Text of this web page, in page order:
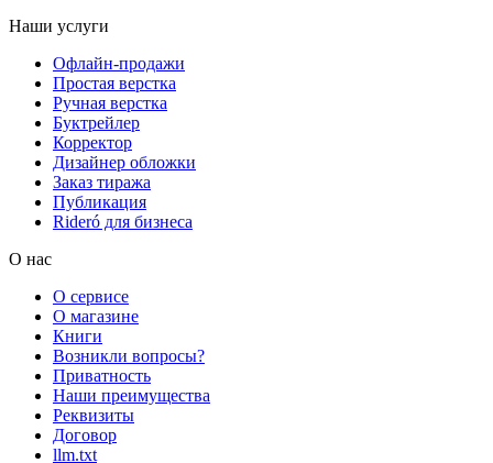
Наши услуги
Офлайн-продажи
Простая верстка
Ручная верстка
Буктрейлер
Корректор
Дизайнер обложки
Заказ тиража
Публикация
Rideró для бизнеса
О нас
О сервисе
О магазине
Книги
Возникли вопросы?
Приватность
Наши преимущества
Реквизиты
Договор
llm.txt